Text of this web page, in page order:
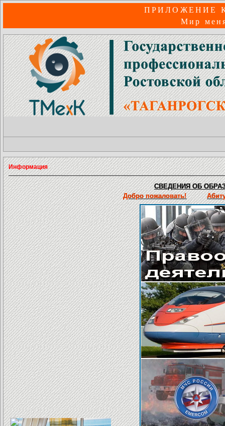
ПРИЛОЖЕНИЕ
Мир
Информация
СВЕДЕНИЯ ОБ
Добро пожаловать!